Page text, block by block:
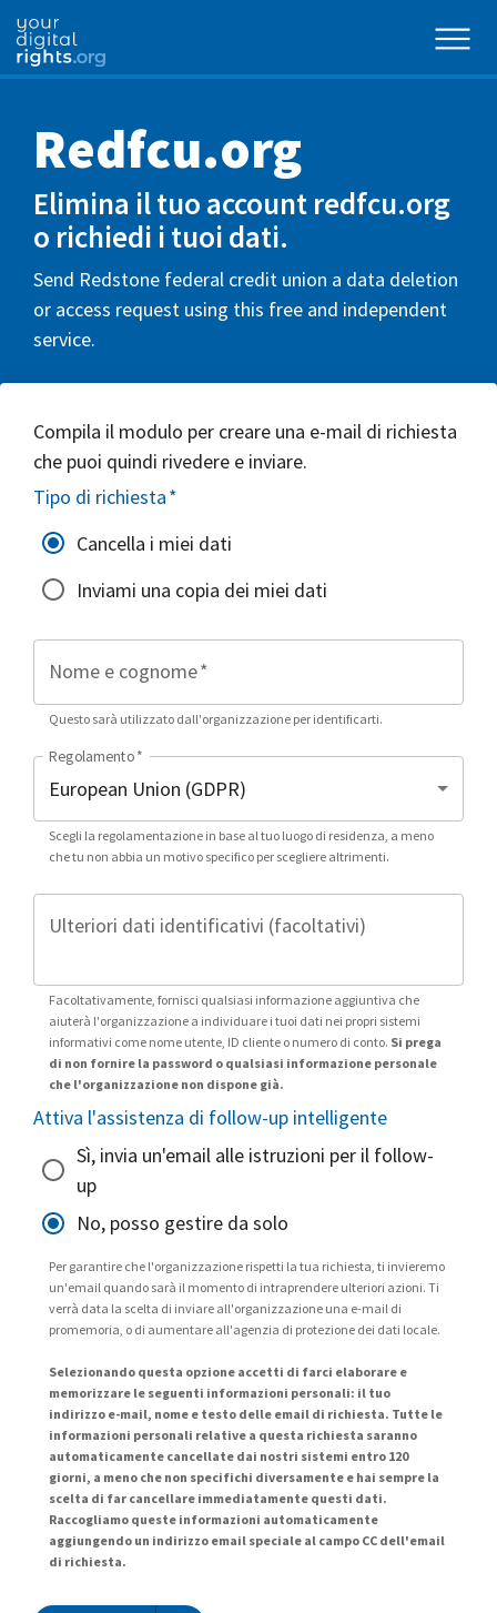
Redfcu.org
Elimina il tuo account redfcu.org
o richiedi i tuoi dati.
Send Redstone federal credit union a data deletion
or access request using this free and independent
service.
Compila il modulo per creare una e-mail di richiesta
che puoi quindi rivedere e inviare.
Tipo di richiesta*
Cancella i miei dati
Inviami una copia dei miei dati
Nome e cognome*
Questo sarà utilizzato dall'organizzazione per identificarti.
Regolamento*
Scegli la regolamentazione in base al tuo luogo di residenza, a meno
che tu non abbia un motivo specifico per scegliere altrimenti.
Ulteriori dati identificativi (facoltativi)
Facoltativamente, fornisci qualsiasi informazione aggiuntiva che
aiuterà l'organizzazione a individuare i tuoi dati nei propri sistemi
informativi come nome utente, ID cliente o numero di conto. Si prega
di non fornire la password o qualsiasi informazione personale
che l'organizzazione non dispone già.
Attiva l'assistenza di follow-up intelligente
Sì, invia un'email alle istruzioni per il follow-
up
No, posso gestire da solo
Per garantire che l'organizzazione rispetti la tua richiesta, ti invieremo
un'email quando sarà il momento di intraprendere ulteriori azioni. Ti
verrà data la scelta di inviare all'organizzazione una e-mail di
promemoria, o di aumentare all'agenzia di protezione dei dati locale.
Selezionando questa opzione accetti di farci elaborare e
memorizzare le seguenti informazioni personali: il tuo
indirizzo e-mail, nome e testo delle email di richiesta. Tutte le
informazioni personali relative a questa richiesta saranno
automaticamente cancellate dai nostri sistemi entro 120
giorni, a meno che non specifichi diversamente e hai sempre la
scelta di far cancellare immediatamente questi dati.
Raccogliamo queste informazioni automaticamente
aggiungendo un indirizzo email speciale al campo CC dell'email
di richiesta.